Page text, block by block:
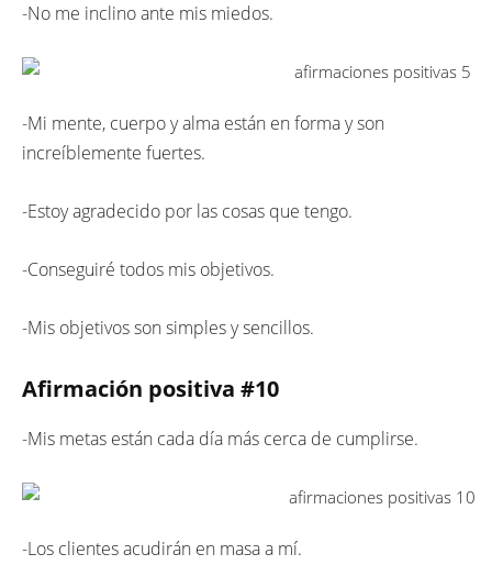
-No me inclino ante mis miedos.
-Mi mente, cuerpo y alma están en forma y son
increíblemente fuertes.
-Estoy agradecido por las cosas que tengo.
-Conseguiré todos mis objetivos.
-Mis objetivos son simples y sencillos.
Afirmación positiva #10
-Mis metas están cada día más cerca de cumplirse.
-Los clientes acudirán en masa a mí.